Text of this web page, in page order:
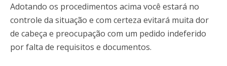
Adotando os procedimentos acima você estará no
controle da situação e com certeza evitará muita dor
de cabeça e preocupação com um pedido indeferido
por falta de requisitos e documentos.